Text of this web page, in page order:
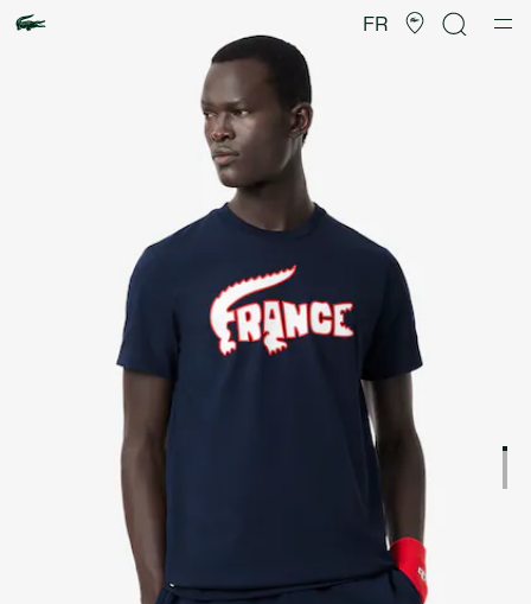
FR
d’images
produit